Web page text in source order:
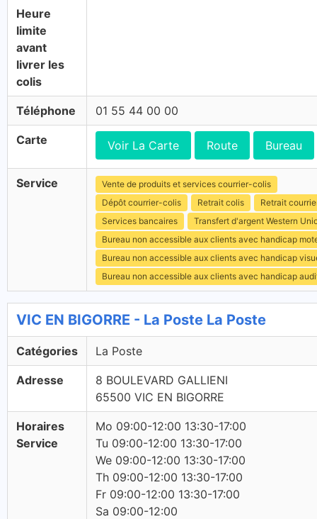
Heure
limite
avant
livrer les
colis
Téléphone 01 55 44 00 00
Carte Voir La Carte Route Bureau
Service
Vente de produits et services courrier-colis
Dépôt courrier-colis
Retrait colis
Retrait
Services bancaires
Transfert d'argent Western
Bureau non accessible aux clients avec handicap
Bureau non accessible aux clients avec handicap
Bureau non accessible aux clients avec handicap
VIC EN BIGORRE - La Poste La Poste
Catégories La Poste
Adresse
8 BOULEVARD GALLIENI
65500 VIC EN BIGORRE
Horaires
Service
Mo 09:00-12:00 13:30-17:00
Tu 09:00-12:00 13:30-17:00
We 09:00-12:00 13:30-17:00
Th 09:00-12:00 13:30-17:00
Fr 09:00-12:00 13:30-17:00
Sa 09:00-12:00